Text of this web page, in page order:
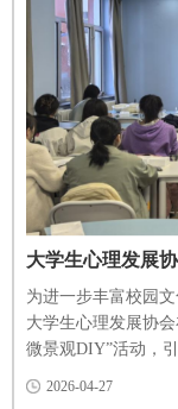
大学生心理发展
为进一步丰富校园
大学生心理发展协会
微景观DIY”活动，
2026-04-27